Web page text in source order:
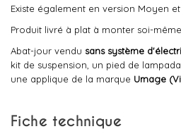
Existe également en version Moyen
Produit livré à plat à monter soi-même.
Abat-jour vendu sans système
kit de suspension, un pied de
une applique de la marque Umage
Fiche technique